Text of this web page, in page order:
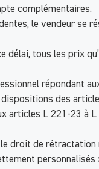
complémentaires.
le vendeur se
délai, tous les prix
répondant
des
articles L 221-23 à L
droit de
personnalisés